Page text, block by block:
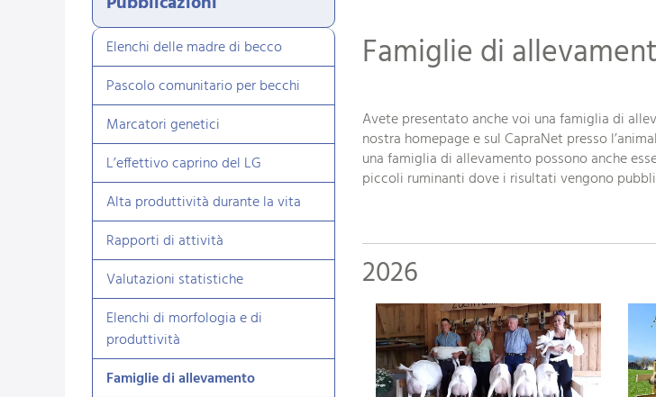
Elenchi delle madre di becco
Pascolo comunitario per becchi
Marcatori genetici
L’effettivo caprino del LG
Alta produttività durante la vita
Rapporti di attività
Valutazioni statistiche
Elenchi di morfologia e di
produttività
Famiglie di allevamento
Famiglie di
Avete presentato anche voi una famiglia di
nostra homepage e sul CapraNet presso
una famiglia di allevamento possono anche
piccoli ruminanti dove i risultati vengono
2026